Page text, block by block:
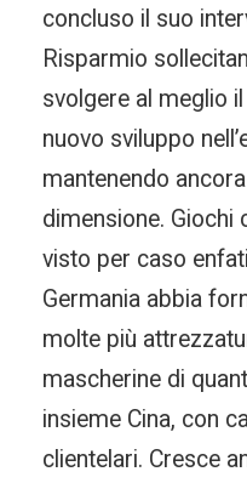
concluso il suo
Risparmio
svolgere al meglio
nuovo sviluppo
mantenendo
dimensione. Giochi
visto per caso
Germania abbia
molte più
mascherine di
insieme Cina, con
clientelari. Cresce